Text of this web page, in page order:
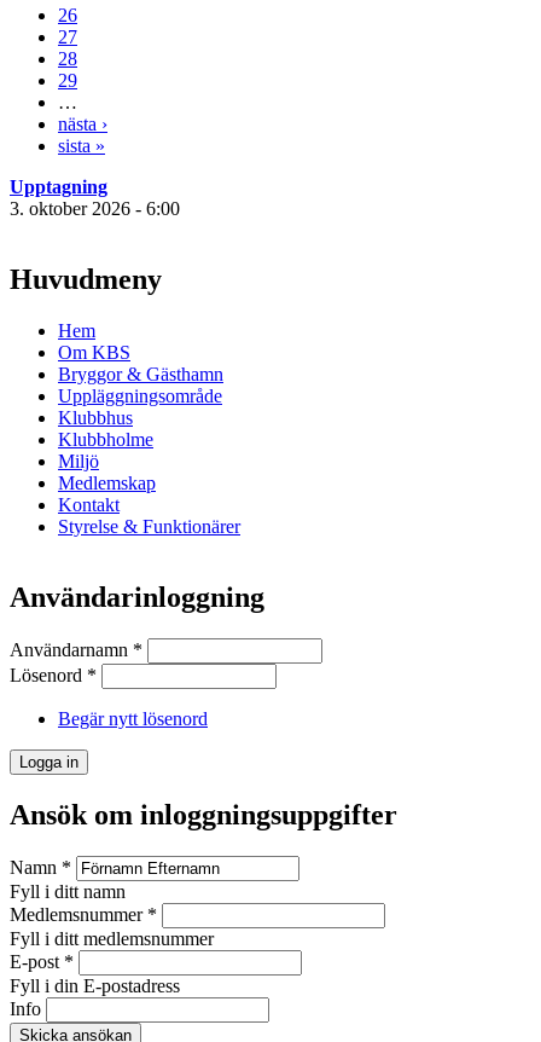
26
27
28
29
…
nästa ›
sista »
Upptagning
3. oktober 2026 - 6:00
Huvudmeny
Hem
Om KBS
Bryggor & Gästhamn
Uppläggningsområde
Klubbhus
Klubbholme
Miljö
Medlemskap
Kontakt
Styrelse & Funktionärer
Användarinloggning
Användarnamn *
Lösenord *
Begär nytt lösenord
Ansök om inloggningsuppgifter
Namn *
Fyll i ditt namn
Medlemsnummer *
Fyll i ditt medlemsnummer
E-post *
Fyll i din E-postadress
Info